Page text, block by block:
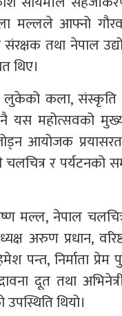
मल्लले आफ्नो
तथा नेपाल
थिए।
कला, संस्कृति
नै यस महोत्सवको
आयोजक प्रयासरत
र पर्यटनको
मल्ल, नेपाल
अरुण प्रधान,
पन्त, निर्माता प्रेम
दूत तथा अभिनेत्री
थियो।